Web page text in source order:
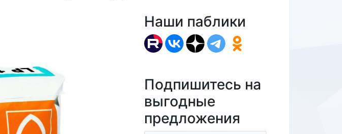
Наши паблики
Подпишитесь на
выгодные
предложения